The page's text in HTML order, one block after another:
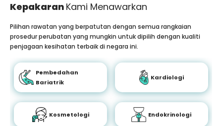
Kepakaran Kami Menawarkan
Pilihan rawatan yang berpatutan dengan semua rangkaian
prosedur perubatan yang mungkin untuk dipilih dengan kualiti
penjagaan kesihatan terbaik di negara ini.
Pembedahan
Bariatrik
Kardiologi
Kosmetologi Endokrinologi